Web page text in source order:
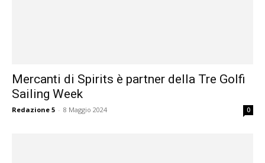
Mercanti di Spirits è partner della Tre Golfi
Sailing Week
Redazione 5 - 8 Maggio 2024 0